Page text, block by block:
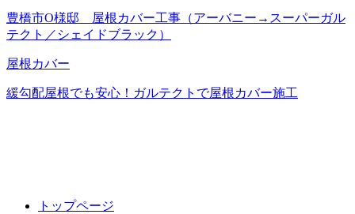
豊橋市O様邸 屋根カバー工事（アーバニー→スーパーガル
テクト／シェイドブラック）
屋根カバー
緩勾配屋根でも安心！ガルテクトで屋根カバー施工
トップページ